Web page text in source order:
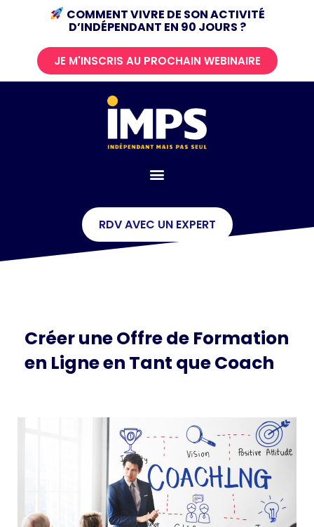
COMMENT VIVRE DE SON ACTIVITÉ
D’INDÉPENDANT EN 90 JOURS ?
JE M'INSCRIS AU PROCHAIN WEBINAIRE
RDV AVEC UN EXPERT
Créer une Offre de Formation
en Ligne en Tant que Coach